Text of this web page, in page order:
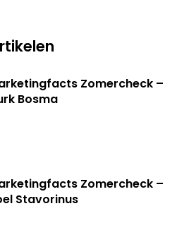
Zomercheck –
Bosma
Zomercheck –
Stavorinus